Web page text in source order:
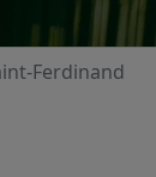
Ferdinand